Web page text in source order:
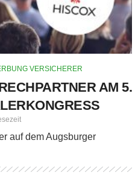
VERSICHERER
AM 5.
auf dem Augsburger